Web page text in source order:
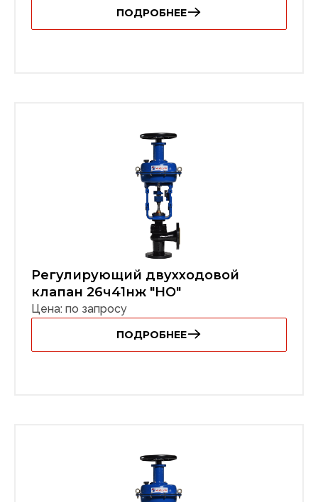
ПОДРОБНЕЕ
Регулирующий двухходовой
клапан 26ч41нж "НО"
Цена: по запросу
ПОДРОБНЕЕ